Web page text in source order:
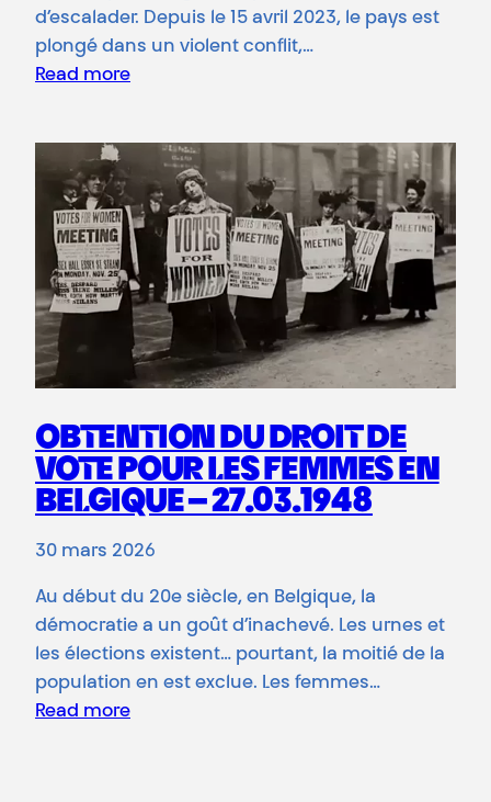
d’escalader. Depuis le 15 avril 2023, le pays est
plongé dans un violent conflit,…
Read more
OBTENTION DU DROIT DE
VOTE POUR LES FEMMES EN
BELGIQUE – 27.03.1948
30 mars 2026
Au début du 20e siècle, en Belgique, la
démocratie a un goût d’inachevé. Les urnes et
les élections existent… pourtant, la moitié de la
population en est exclue. Les femmes…
Read more